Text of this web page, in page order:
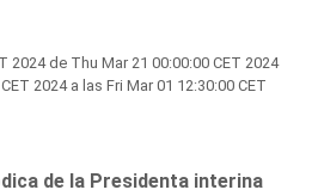
2024de Thu Mar 21 00:00:00 CET 2024
2024 a las Fri Mar 01 12:30:00 CET
de la Presidenta interina